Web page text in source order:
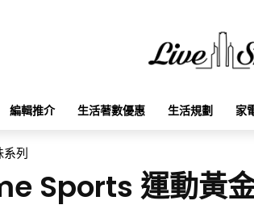
編輯推介 生活著數優惠 生活規劃 家
列
Sports 運動黃